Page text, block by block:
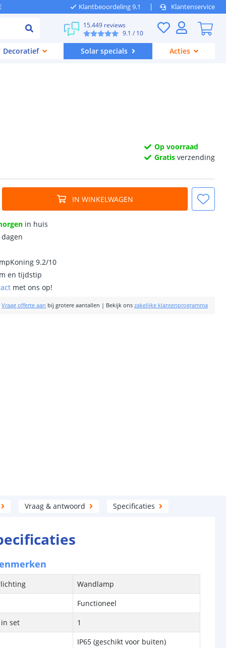
Klantbeoordeling 9.1 Klantenservice
15.449 reviews
9.1 / 10
Decoratief Solar specials Acties
Op voorraad
Gratis verzending
IN WINKELWAGEN
in huis
9.2/10
en tijdstip
met ons op!
Vraag offerte aan bij grotere aantallen | Bekijk ons zakelijke klantenprogramma
Vraag & antwoord Specificaties
Wandlamp
Functioneel
set
1
IP65 (geschikt voor buiten)